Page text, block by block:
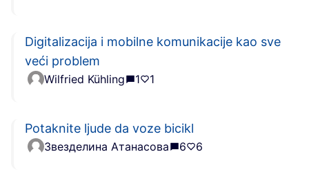
Digitalizacija i mobilne komunikacije kao sve
veći problem
Wilfried Kühling 1 1
Potaknite ljude da voze bicikl
Звезделина Атанасова 6 6